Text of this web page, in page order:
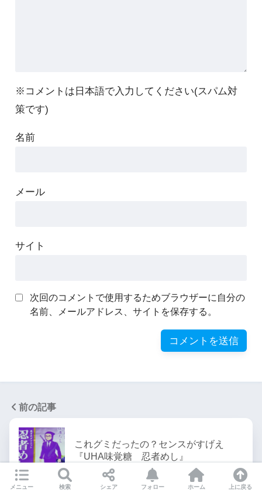
※コメントは日本語で入力してください(スパム対
策です)
名前
メール
サイト
次回のコメントで使用するためブラウザーに自分の
名前、メールアドレス、サイトを保存する。
前の記事
これグミだったの？センスがすげえ
『UHA味覚糖 忍者めし』
メニュー 検索 シェア フォロー ホーム 上に戻る